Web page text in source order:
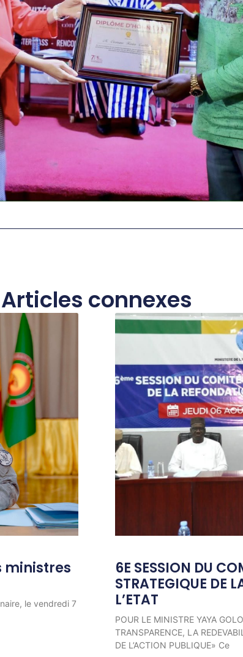
Articles connexes
ministres
le vendredi 7
6E SESSION DU
STRATEGIQUE DE
L’ETAT
POUR LE MINISTRE YAYA
TRANSPARENCE, LA
DE L’ACTION PUBLIQUE» Ce